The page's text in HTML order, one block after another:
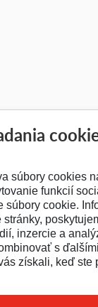
súbory cookies
funkcií
súbory cookie.
inzercie a
s
získali, keď ste